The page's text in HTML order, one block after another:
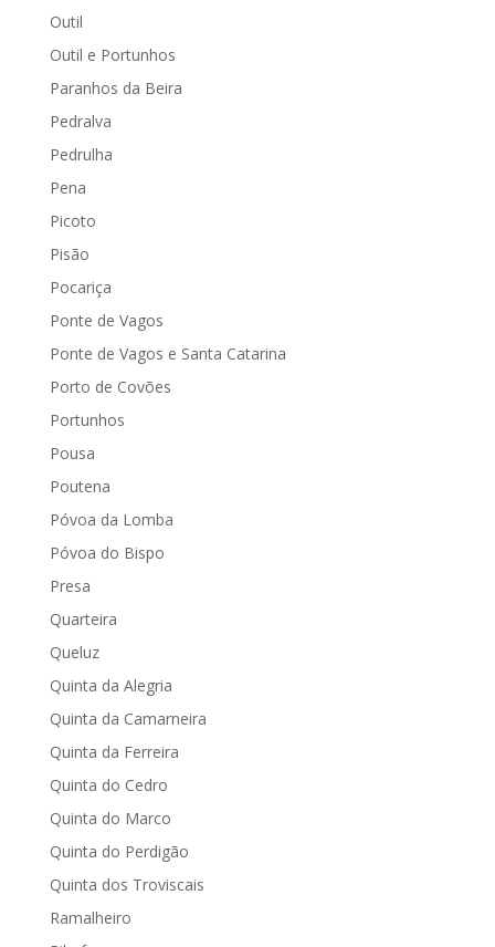
Outil
Outil e Portunhos
Paranhos da Beira
Pedralva
Pedrulha
Pena
Picoto
Pisão
Pocariça
Ponte de Vagos
Ponte de Vagos e Santa Catarina
Porto de Covões
Portunhos
Pousa
Poutena
Póvoa da Lomba
Póvoa do Bispo
Presa
Quarteira
Queluz
Quinta da Alegria
Quinta da Camarneira
Quinta da Ferreira
Quinta do Cedro
Quinta do Marco
Quinta do Perdigão
Quinta dos Troviscais
Ramalheiro